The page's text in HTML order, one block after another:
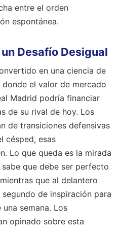
entre el orden
espontánea.
Desafío Desigual
en una ciencia de
el valor de mercado
Madrid podría financiar
de su rival de hoy. Los
de transiciones defensivas
césped, esas
Lo que queda es la mirada
que debe ser perfecto
que al delantero
de inspiración para
semana. Los
opinado sobre esta